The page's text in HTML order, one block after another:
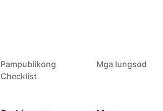
Pampublikong
Checklist
Mga lungsod